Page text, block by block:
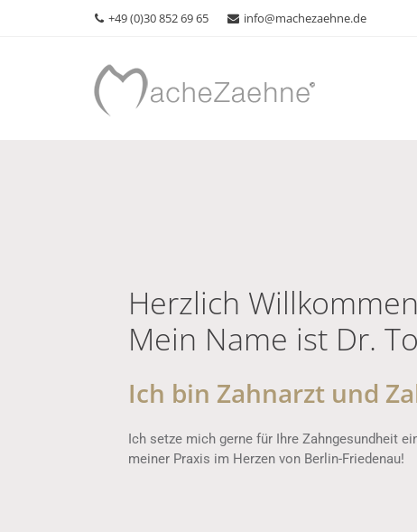
+49 (0)30 852 69 65 info@machezaehne.de
Herzlich
Mein Name ist Dr.
Ich bin Zahnarzt und
Ich setze mich gerne für Ihre Zahngesundheit
meiner Praxis im Herzen von Berlin-Friedenau!